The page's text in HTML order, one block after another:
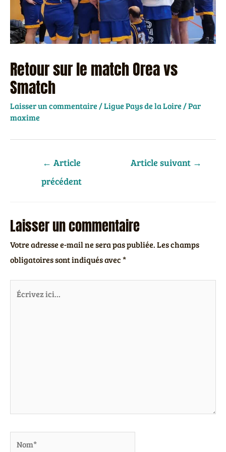
Retour sur le match Orea vs
Smatch
Laisser un commentaire/Ligue Pays de la Loire/ Par
maxime
← Article
précédent
Article suivant →
Laisser un commentaire
Votre adresse e-mail ne sera pas publiée.Les champs
obligatoires sont indiqués avec*
Écrivez